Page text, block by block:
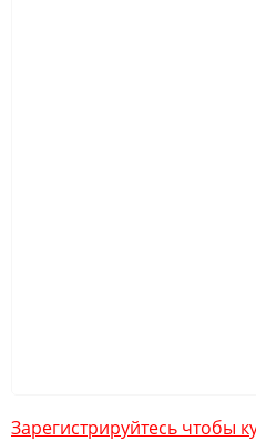
Зарегистрируйтесь чтобы